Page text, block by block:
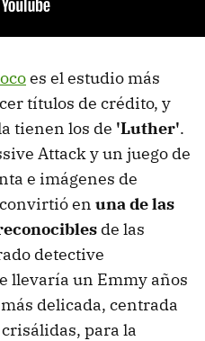
es el estudio más
títulos de crédito, y
tienen los de 'Luther'.
Attack y un juego de
e imágenes de
en una de las
de las
detective
llevaría un Emmy años
delicada, centrada
para la